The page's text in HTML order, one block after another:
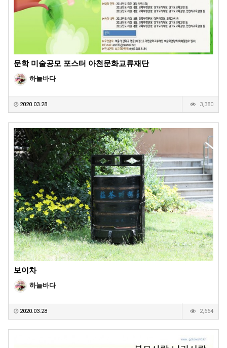
문학 미술공모 포스터 아천문화교류재단
하늘바다
2020.03.28 3,380
보이차
하늘바다
2020.03.28 2,664